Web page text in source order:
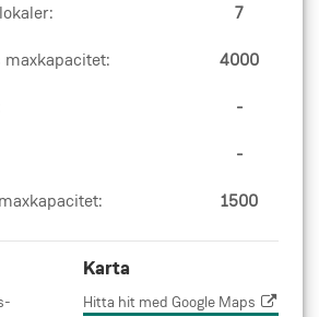
7
4000
-
-
1500
Karta
Hitta hit med Google Maps